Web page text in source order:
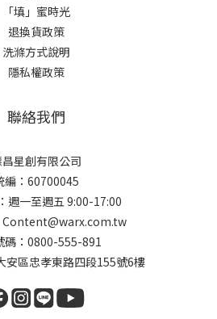
「填」蜜時光
退換貨政策
洗滌方式說明
隱私權政策
聯絡我們
星創有限公司
編：60700045
週一至週五 9:00-17:00
Content@warx.com.tw
碼：0800-555-891
安區忠孝東路四段155號6樓